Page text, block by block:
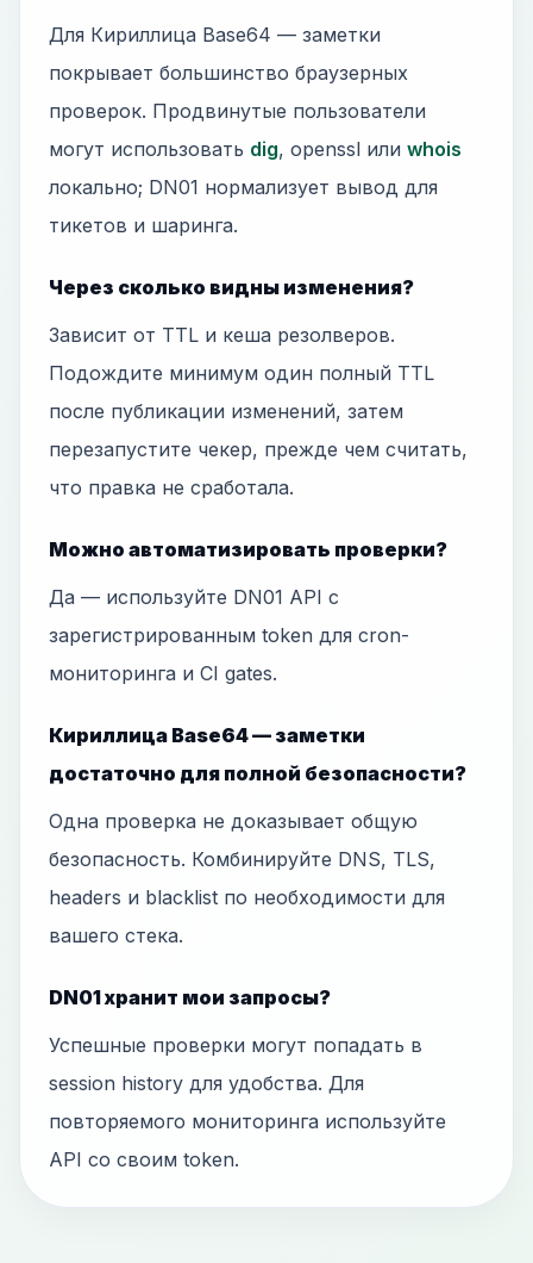
Для Кириллица Base64 — заметки
покрывает большинство браузерных
проверок. Продвинутые пользователи
могут использовать dig, openssl или whois
локально; DN01 нормализует вывод для
тикетов и шаринга.
Через сколько видны изменения?
Зависит от TTL и кеша резолверов.
Подождите минимум один полный TTL
после публикации изменений, затем
перезапустите чекер, прежде чем считать,
что правка не сработала.
Можно автоматизировать проверки?
Да — используйте DN01 API с
зарегистрированным token для cron-
мониторинга и CI gates.
Кириллица Base64 — заметки
достаточно для полной безопасности?
Одна проверка не доказывает общую
безопасность. Комбинируйте DNS, TLS,
headers и blacklist по необходимости для
вашего стека.
DN01 хранит мои запросы?
Успешные проверки могут попадать в
session history для удобства. Для
повторяемого мониторинга используйте
API со своим token.